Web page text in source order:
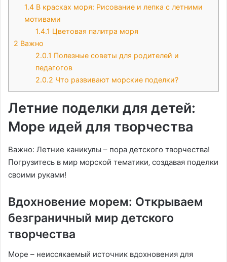
1.4 В красках моря: Рисование и лепка с летними
мотивами
1.4.1 Цветовая палитра моря
2 Важно
2.0.1 Полезные советы для родителей и
педагогов
2.0.2 Что развивают морские поделки?
Летние поделки для детей:
Море идей для творчества
Важно: Летние каникулы – пора детского творчества!
Погрузитесь в мир морской тематики‚ создавая поделки
своими руками!
Вдохновение морем: Открываем
безграничный мир детского
творчества
Море – неиссякаемый источник вдохновения для